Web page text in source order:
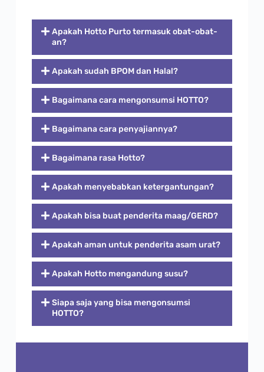
Apakah Hotto Purto termasuk obat-obat-
an?
Apakah sudah BPOM dan Halal?
Bagaimana cara mengonsumsi HOTTO?
Bagaimana cara penyajiannya?
Bagaimana rasa Hotto?
Apakah menyebabkan ketergantungan?
Apakah bisa buat penderita maag/GERD?
Apakah aman untuk penderita asam urat?
Apakah Hotto mengandung susu?
Siapa saja yang bisa mengonsumsi
HOTTO?